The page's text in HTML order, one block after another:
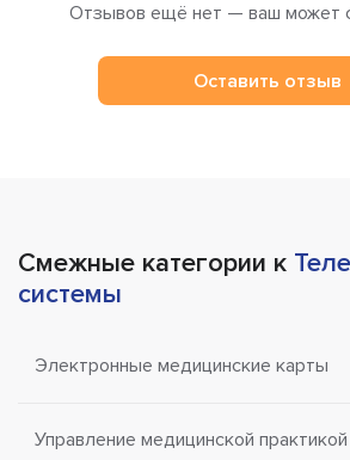
Отзывов ещё нет — ваш может
Оставить отзыв
Смежные категории к
системы
Электронные медицинские карты
Управление медицинской практикой